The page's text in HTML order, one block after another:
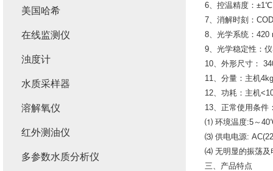
6、控温精度：±1℃
7、消解时刻：
8、光学系统：420
9、光学稳定性：
10、外形尺寸：
11、分量：主机
12、功耗：主机
13、正常使用条件
⑴ 环境温度:5～
⑶ 供电电源:
⑷ 无明显的振荡及
三、产品特点
美国哈希
在线监测仪
浊度计
水质采样器
溶解氧仪
红外测油仪
多参数水质分析仪